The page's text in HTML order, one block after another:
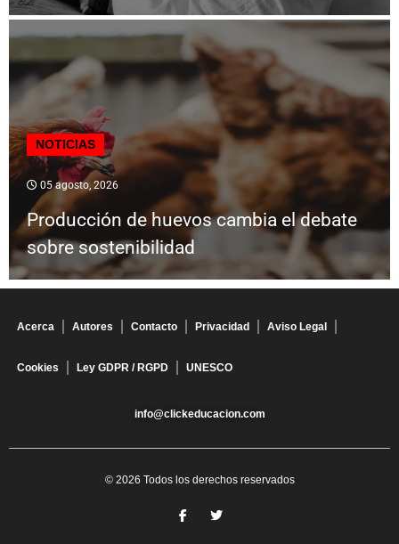
NOTICIAS
05 agosto, 2026
Producción de huevos cambia el debate
sobre sostenibilidad
Acerca Autores Contacto Privacidad Aviso Legal
Cookies Ley GDPR / RGPD UNESCO
info@clickeducacion.com
© 2026 Todos los derechos reservados